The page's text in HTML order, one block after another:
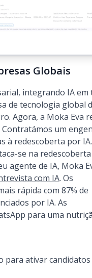
Globais
integrando IA em
de tecnologia global
Agora, a Moka Eva
um
à redescoberta por
se na
agente de IA, Moka
com IA. Os
rápida com 87% de
por IA. As
para uma
para ativar candidatos